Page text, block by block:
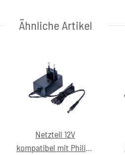
Ähnliche Artikel
Netzteil 12V
kompatibel mit Philips